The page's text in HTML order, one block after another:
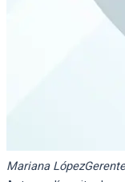
Mariana López